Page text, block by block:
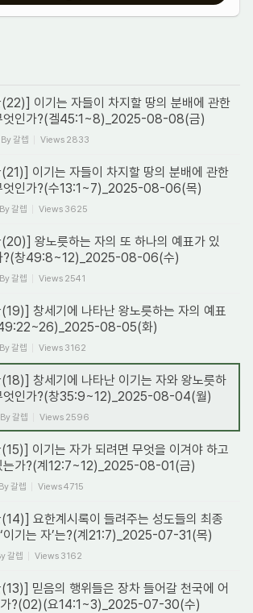
이기는 자들이 차지할 땅의 분배에 관한
엇인가?(겔45:1~8)_2025-08-08(금)
By갈렙 Views 2833
이기는 자들이 차지할 땅의 분배에 관한
엇인가?(수13:1~7)_2025-08-06(목)
By갈렙 Views 3625
왕노릇하는 자의 또 하나의 예표가 있
?(창49:8~12)_2025-08-06(수)
By갈렙 Views 2541
창세기에 나타난 왕노릇하는 자의 예표
49:22~26)_2025-08-05(화)
By갈렙 Views 3162
창세기에 나타난 이기는 자와 왕노릇하
엇인가?(창35:9~12)_2025-08-04(월)
By갈렙 Views 2596
이기는 자가 되려면 무엇을 이겨야 하고
는가?(계12:7~12)_2025-08-01(금)
By갈렙 Views4715
요한계시록이 들려주는 성도들의 최종
이기는 자’는?(계21:7)_2025-07-31(목)
갈렙 Views 3162
믿음의 행위들은 장차 들어갈 천국에 어
가?(02)(요14:1~3)_2025-07-30(수)